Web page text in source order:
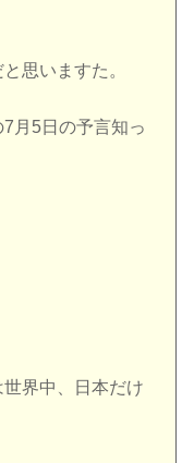
思いますた。
月5日の予言知っ
界中、日本だけ